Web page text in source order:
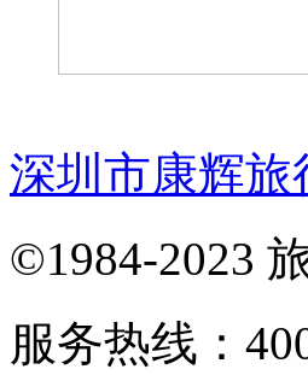
深圳市康辉
©1984-2023
服务热线：